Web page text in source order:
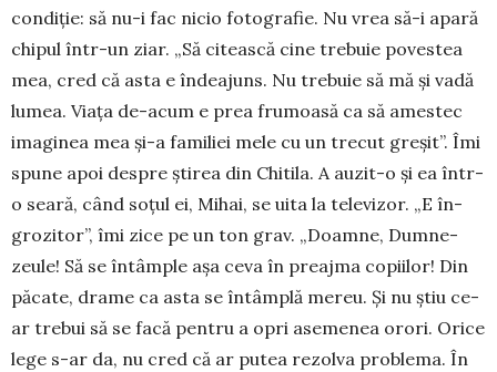
condiție: să nu-i fac nicio fotografie. Nu vrea să-i apară
chipul într-un ziar. „Să citească cine trebuie povestea
mea, cred că asta e îndeajuns. Nu trebuie să mă și vadă
lumea. Viața de-acum e prea frumoasă ca să amestec
imaginea mea și-a familiei mele cu un trecut greșit”. Îmi
spune apoi despre știrea din Chitila. A auzit-o și ea într-
o seară, când soțul ei, Mihai, se uita la televizor. „E în­
gro­zitor”, îmi zice pe un ton grav. „Doamne, Dum­ne­
zeule! Să se întâmple așa ceva în preajma copiilor! Din
păcate, drame ca asta se întâmplă mereu. Și nu știu ce-
ar trebui să se facă pentru a opri asemenea orori. Orice
lege s-ar da, nu cred că ar putea rezolva problema. În